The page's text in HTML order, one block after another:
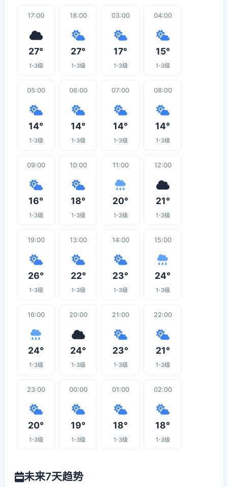
17:00
27°
1-3级
18:00
27°
1-3级
03:00
17°
1-3级
04:00
15°
1-3级
05:00
14°
1-3级
06:00
14°
1-3级
07:00
14°
1-3级
08:00
14°
1-3级
09:00
16°
1-3级
10:00
18°
1-3级
11:00
20°
1-3级
12:00
21°
1-3级
19:00
26°
1-3级
13:00
22°
1-3级
14:00
23°
1-3级
15:00
24°
1-3级
16:00
24°
1-3级
20:00
24°
1-3级
21:00
23°
1-3级
22:00
21°
1-3级
23:00
20°
1-3级
00:00
19°
1-3级
01:00
18°
1-3级
02:00
18°
1-3级
未来7天趋势